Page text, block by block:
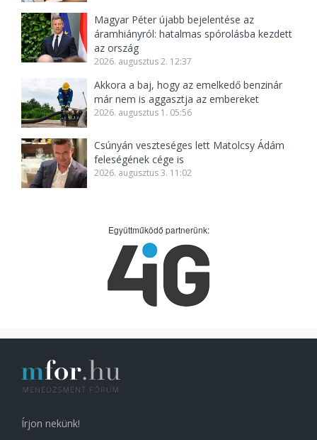
Magyar Péter újabb bejelentése az
áramhiányról: hatalmas spórolásba kezdett
az ország
2026. augusztus 2. 12:37
Akkora a baj, hogy az emelkedő benzinár
már nem is aggasztja az embereket
2026. augusztus 1. 05:56
Csúnyán veszteséges lett Matolcsy Ádám
feleségének cége is
2026. augusztus 3. 11:02
Együttműködő partnerünk:
Írjon nekünk!